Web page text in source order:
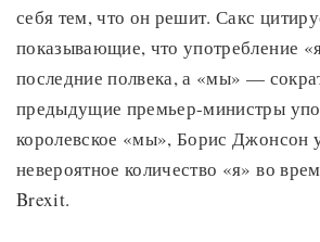
себя тем, что он решит. Сакс
показывающие, что употребление
последние полвека, а «мы» —
предыдущие премьер-министры
королевское «мы», Борис Джонсон
невероятное количество «я» во
Brexit.